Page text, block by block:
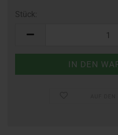
Stück: